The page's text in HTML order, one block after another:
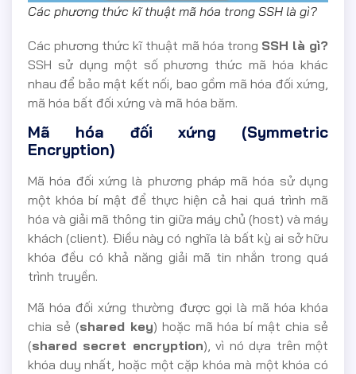
Các phương thức kĩ thuật mã hóa trong SSH là gì?
Các phương thức kĩ thuật mã hóa trong SSH là gì?
SSH sử dụng một số phương thức mã hóa khác
nhau để bảo mật kết nối, bao gồm mã hóa đối xứng,
mã hóa bất đối xứng và mã hóa băm.
Mã hóa đối xứng (Symmetric
Encryption)
Mã hóa đối xứng là phương pháp mã hóa sử dụng
một khóa bí mật để thực hiện cả hai quá trình mã
hóa và giải mã thông tin giữa máy chủ (host) và máy
khách (client). Điều này có nghĩa là bất kỳ ai sở hữu
khóa đều có khả năng giải mã tin nhắn trong quá
trình truyền.
Mã hóa đối xứng thường được gọi là mã hóa khóa
chia sẻ (shared key) hoặc mã hóa bí mật chia sẻ
(shared secret encryption), vì nó dựa trên một
khóa duy nhất, hoặc một cặp khóa mà một khóa có